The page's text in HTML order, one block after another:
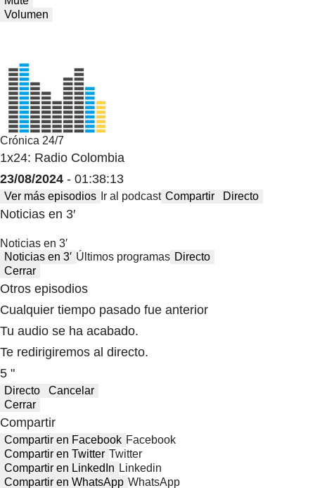
Volumen
Crónica 24/7
1x24: Radio Colombia
23/08/2024 - 01:38:13
Ver más episodios Ir al podcast Compartir Directo
Noticias en 3′
Noticias en 3′
Noticias en 3′ Últimos programas Directo
Cerrar
Otros episodios
Cualquier tiempo pasado fue anterior
Tu audio se ha acabado.
Te redirigiremos al directo.
5 "
Directo
Cancelar
Cerrar
Compartir
Compartir en Facebook Facebook
Compartir en Twitter Twitter
Compartir en LinkedIn Linkedin
Compartir en WhatsApp WhatsApp